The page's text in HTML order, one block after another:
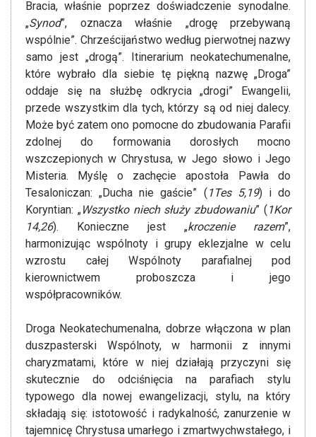
Bracia, właśnie poprzez doświadczenie synodalne.
„Synod”, oznacza właśnie „drogę przebywaną
wspólnie”. Chrześcijaństwo według pierwotnej nazwy
samo jest „drogą”. Itinerarium neokatechumenalne,
które wybrało dla siebie tę piękną nazwę „Droga”
oddaje się na służbę odkrycia „drogi” Ewangelii,
przede wszystkim dla tych, którzy są od niej dalecy.
Może być zatem ono pomocne do zbudowania Parafii
zdolnej do formowania dorosłych mocno
wszczepionych w Chrystusa, w Jego słowo i Jego
Misteria. Myślę o zachęcie apostoła Pawła do
Tesaloniczan: „Ducha nie gaście” ( 1Tes 5,19) i do
Koryntian: „Wszystko niech służy zbudowaniu” ( 1Kor
14,26). Konieczne jest „kroczenie razem”,
harmonizując wspólnoty i grupy eklezjalne w celu
wzrostu całej Wspólnoty parafialnej pod
kierownictwem proboszcza i jego
współpracowników.
Droga Neokatechumenalna, dobrze włączona w plan
duszpasterski Wspólnoty, w harmonii z innymi
charyzmatami, które w niej działają przyczyni się
skutecznie do odciśnięcia na parafiach stylu
typowego dla nowej ewangelizacji, stylu, na który
składają się: istotowość i radykalność, zanurzenie w
tajemnicę Chrystusa umarłego i zmartwychwstałego, i